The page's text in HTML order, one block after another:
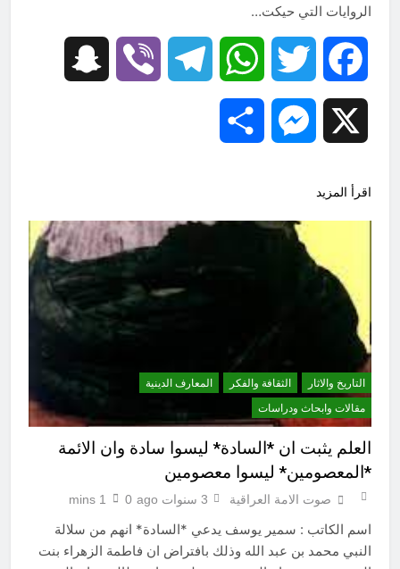
الروايات التي حيكت…
Facebook
Twitter
WhatsApp
Telegram
Viber
Messenger
اقرأ المزيد
التاريخ والاثار الثقافة والفكر
المعارف الدينية
مقالات وابحاث ودراسات
العلم يثبت ان *السادة* ليسوا سادة وان الائمة
*المعصومين* ليسوا معصومين
صوت الامة العراقية 3 سنوات ago 0
1 mins
اسم الكاتب : سمير يوسف يدعي *السادة* انهم من سلالة
النبي محمد بن عبد الله وذلك بافتراض ان فاطمة الزهراء بنت